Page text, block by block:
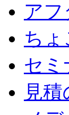
ア
ちょ
セミ
見